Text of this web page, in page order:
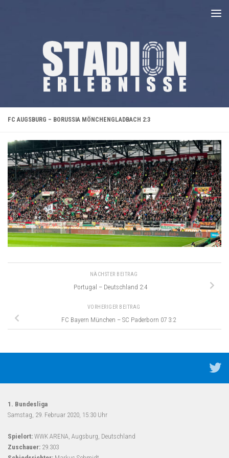
FC AUGSBURG – BORUSSIA MÖNCHENGLADBACH 2:3
NÄCHSTER BEITRAG
Portugal – Deutschland 2:4
VORHERIGER BEITRAG
FC Bayern München – SC Paderborn 07 3:2
1. Bundesliga
Samstag, 29. Februar 2020, 15:30 Uhr
Spielort: WWK ARENA, Augsburg, Deutschland
Zuschauer: 29.303